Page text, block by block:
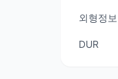
외형정보
DUR